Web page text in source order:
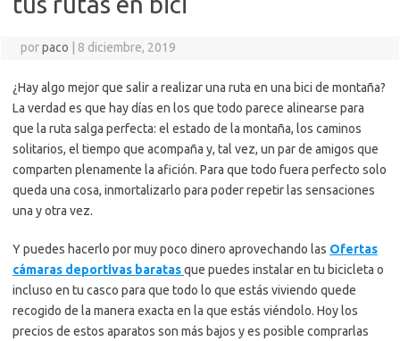
porpaco 8 diciembre, 2019
¿Hay algo mejor que salir a realizar una ruta en una bici de montaña?
La verdad es que hay días en los que todo parece alinearse para
que la ruta salga perfecta: el estado de la montaña, los caminos
solitarios, el tiempo que acompaña y, tal vez, un par de amigos que
comparten plenamente la afición. Para que todo fuera perfecto solo
queda una cosa, inmortalizarlo para poder repetir las sensaciones
una y otra vez.
Y puedes hacerlo por muy poco dinero aprovechando las Ofertas
cámaras deportivas baratasque puedes instalar en tu bicicleta o
incluso en tu casco para que todo lo que estás viviendo quede
recogido de la manera exacta en la que estás viéndolo. Hoy los
precios de estos aparatos son más bajos y es posible comprarlas